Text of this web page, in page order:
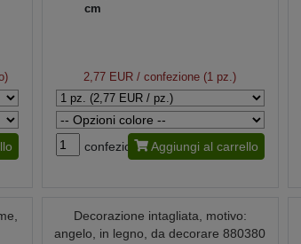
cm
2,77 EUR / confezione (1 pz.)
confezione Aggiungi al carrello
Decorazione intagliata, motivo:
angelo, in legno, da decorare 880380